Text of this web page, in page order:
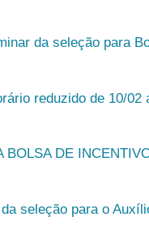
da seleção para
reduzido de 10/
BOLSA DE
seleção para o